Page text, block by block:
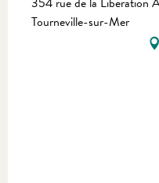
Tourneville-sur-Mer